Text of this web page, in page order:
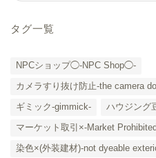
タグ一覧
NPCショップ◯-NPC Shop◯-
カメラすり抜け防止-the camera
ギミック-gimmick-
ハウジング
マーケット取引×-Market
染色×(外装建材)-not dyeable